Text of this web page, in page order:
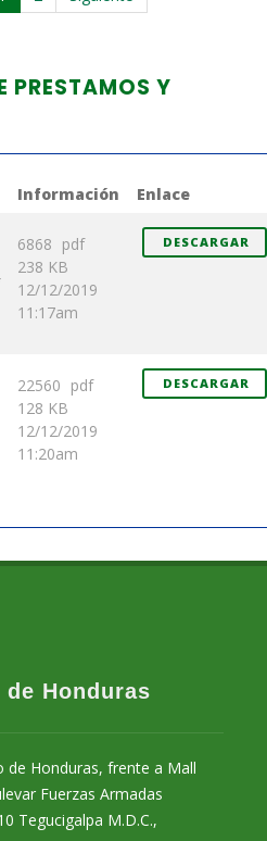
PRESTAMOS Y
Información Enlace
6868 pdf
238 KB
12/12/2019
11:17am
DESCARGAR
22560 pdf
128 KB
12/12/2019
11:20am
DESCARGAR
Honduras
de Honduras, frente a Mall
Fuerzas Armadas
Tegucigalpa M.D.C.,